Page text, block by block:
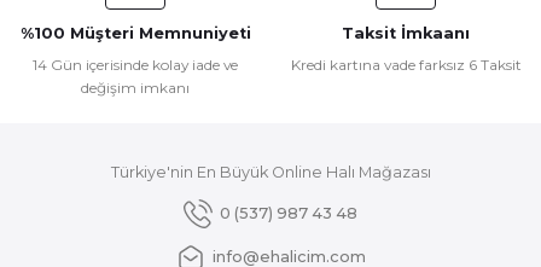
Ürün fiyatı diğer sitelerden daha pahalı.
Gönder
%100 Müşteri Memnuniyeti
14 Gün içerisinde kolay iade ve
değişim imkanı
Taksit İmkaanı
Kredi kartına vade farksız 6 Taksit
Türkiye'nin En Büyük Online Halı Mağazası
0 (537) 987 43 48
info@ehalicim.com